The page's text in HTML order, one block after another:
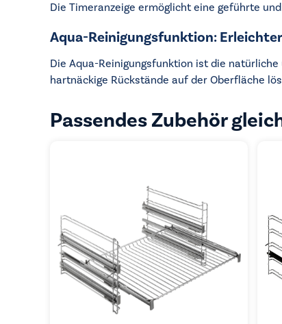
Die Timeranzeige ermöglicht eine geführte
Aqua-Reinigungsfunktion:
Die Aqua-Reinigungsfunktion ist die
hartnäckige Rückstände auf der Oberfläche
Passendes Zubehör